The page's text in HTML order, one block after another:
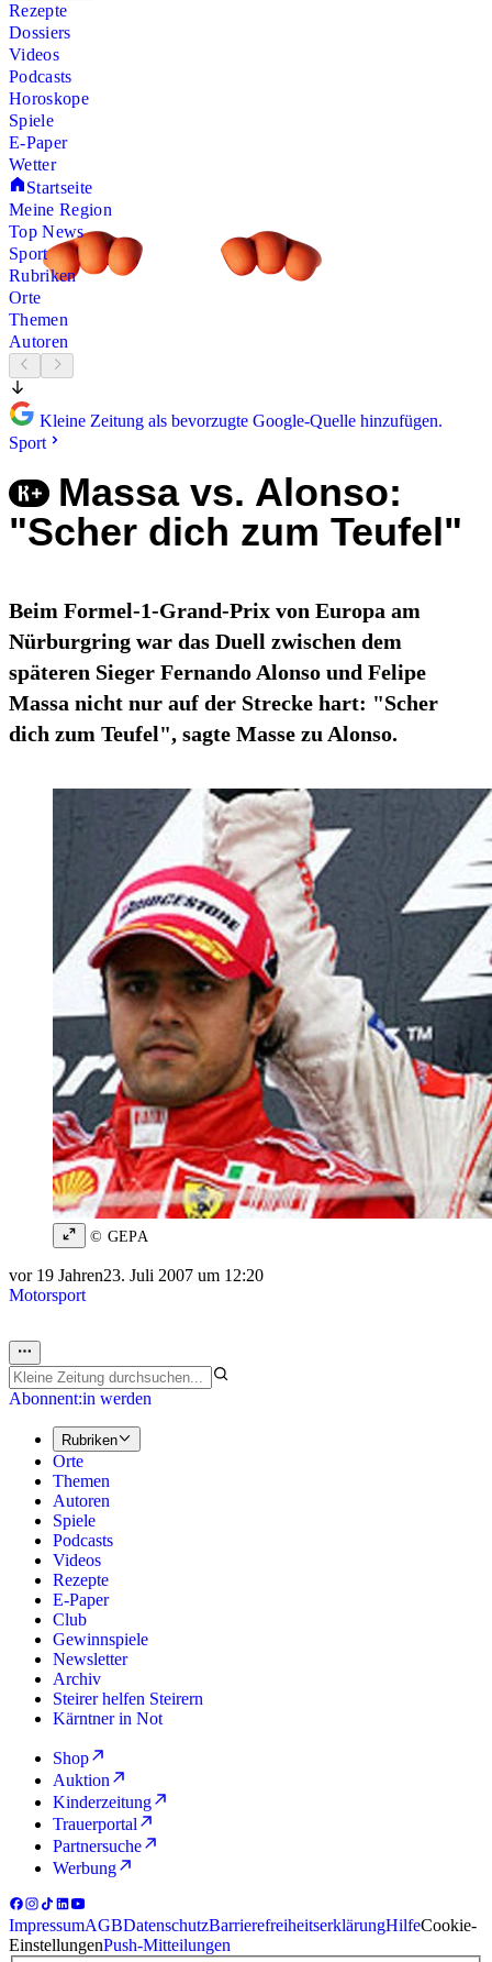
Rezepte
Dossiers
Videos
Podcasts
Horoskope
Spiele
E-Paper
Wetter
Startseite
Meine Region
Top News
Sport
Rubriken
Orte
Themen
Autoren
Kleine Zeitung als bevorzugte Google-Quelle hinzufügen.
Sport
Massa vs. Alonso:
"Scher dich zum Teufel"
Beim Formel-1-Grand-Prix von Europa am
Nürburgring war das Duell zwischen dem
späteren Sieger Fernando Alonso und Felipe
Massa nicht nur auf der Strecke hart: "Scher
dich zum Teufel", sagte Masse zu Alonso.
© GEPA
vor 19 Jahren23. Juli 2007 um 12:20
Motorsport
Abonnent:in werden
Rubriken
Orte
Themen
Autoren
Spiele
Podcasts
Videos
Rezepte
E-Paper
Club
Gewinnspiele
Newsletter
Archiv
Steirer helfen Steirern
Kärntner in Not
Shop
Auktion
Kinderzeitung
Trauerportal
Partnersuche
Werbung
ImpressumAGBDatenschutzBarrierefreiheitserklärungHilfeCookie-
EinstellungenPush-Mitteilungen